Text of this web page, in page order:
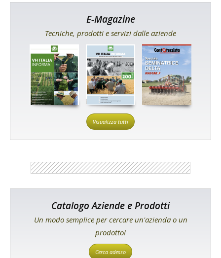
E-Magazine
Tecniche, prodotti e servizi dalle aziende
Visualizza tutti
Catalogo Aziende e Prodotti
Un modo semplice per cercare un'azienda o un
prodotto!
Cerca adesso